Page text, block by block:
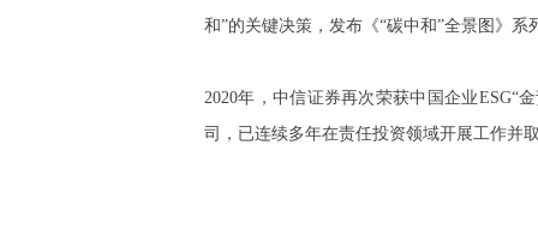
和”的关键决策，发布《“碳中和”全景图》
2020年，中信证券再次荣获中国企业ESG“
司，已连续多年在责任投资领域开展工作并